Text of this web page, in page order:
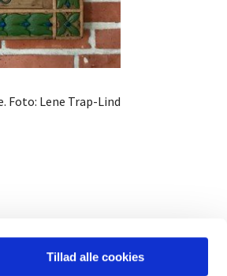
Tillad alle cookies
Foto: Lene Trap-Lind